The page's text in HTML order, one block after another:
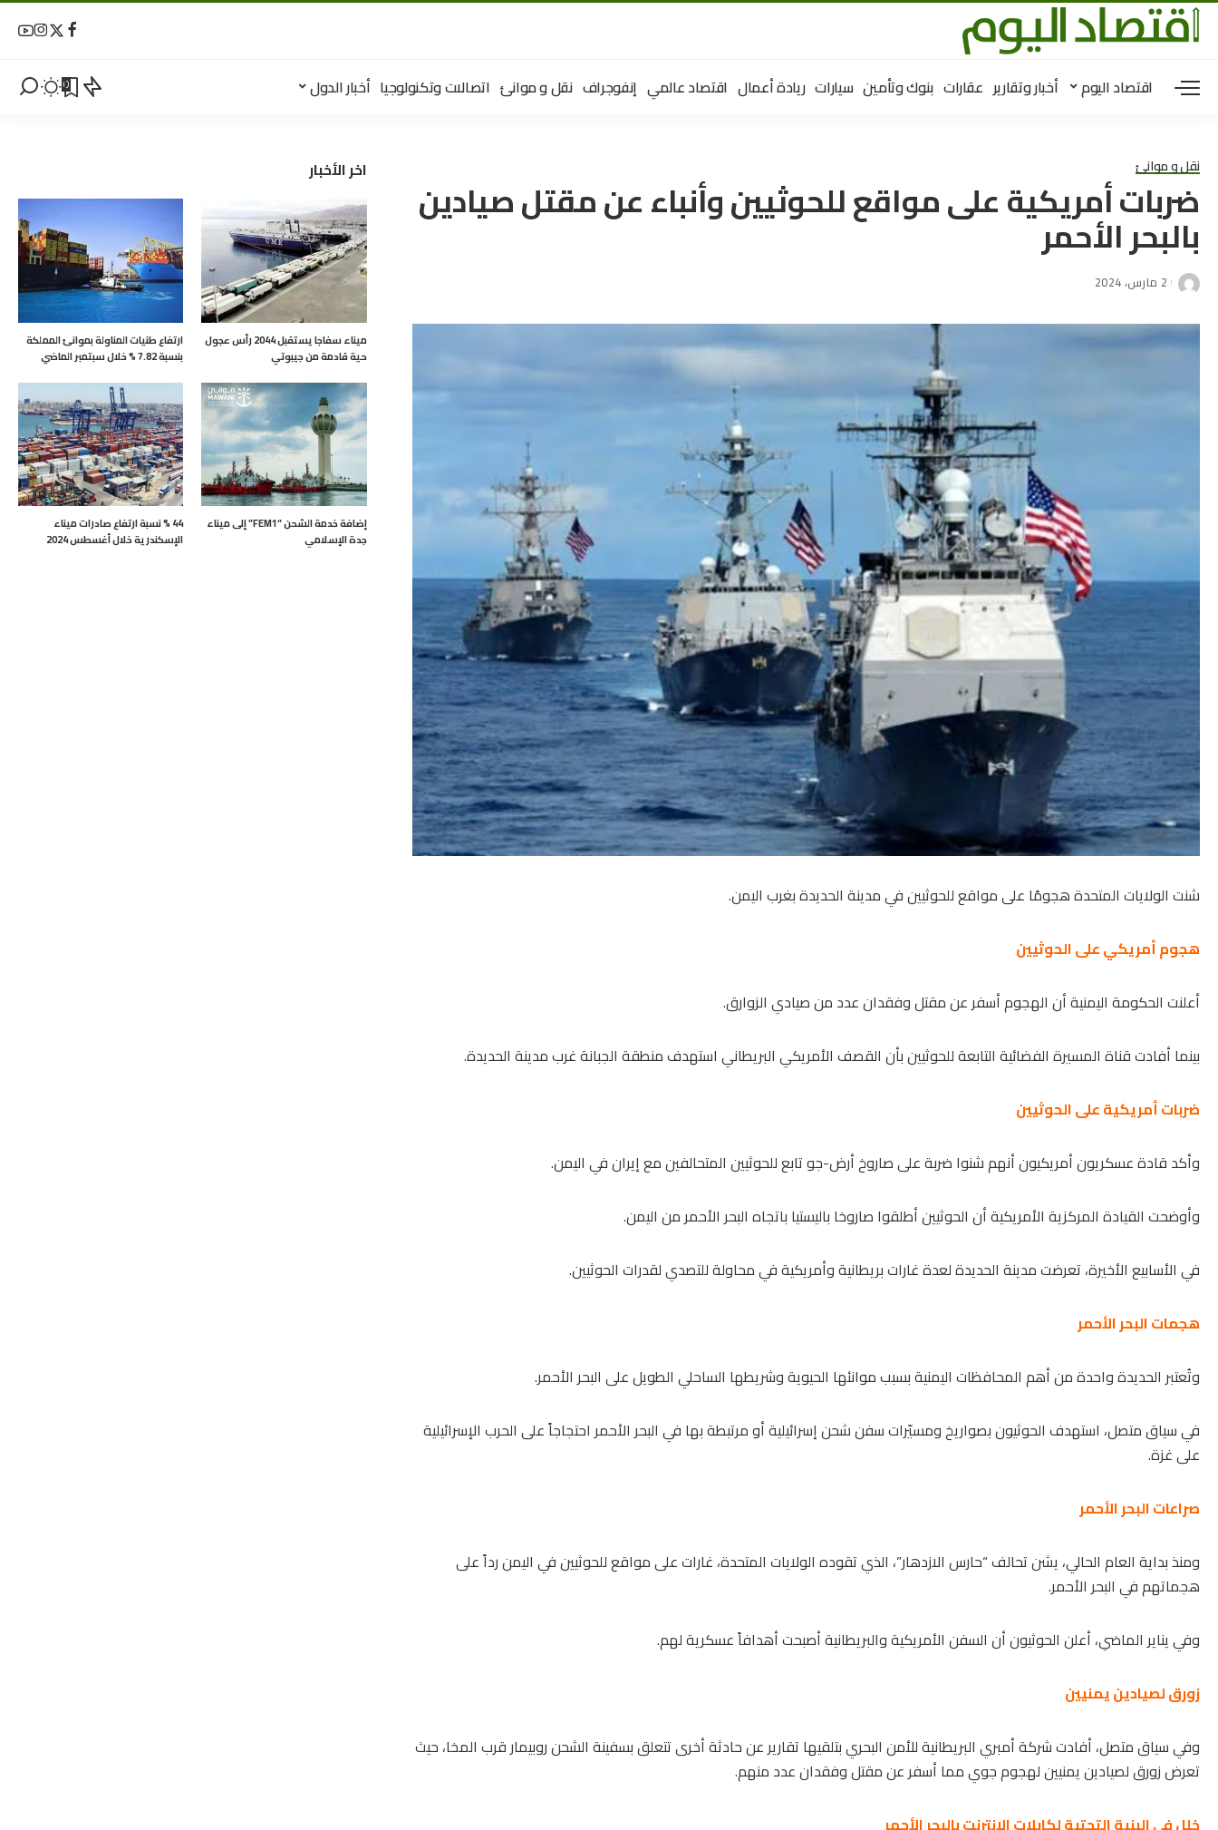
اقتصاد اليوم أخبار وتقارير عقارات بنوك وتأمين سيارات ريادة أعمال اقتصاد عالمي إنفوجراف نقل و موانئ اتصالات وتكنولوجيا أخبار الدول 0
نقل و موانئ
ضربات أمريكية على مواقع للحوثيين وأنباء عن مقتل صيادين
بالبحر الأحمر
2 مارس، 2024
شنت الولايات المتحدة هجومًا على مواقع للحوثيين في مدينة الحديدة بغرب اليمن.
هجوم أمريكي على الحوثيين
أعلنت الحكومة اليمنية أن الهجوم أسفر عن مقتل وفقدان عدد من صيادي الزوارق.
بينما أفادت قناة المسيرة الفضائية التابعة للحوثيين بأن القصف الأمريكي البريطاني استهدف منطقة الجبانة غرب مدينة الحديدة.
ضربات أمريكية على الحوثيين
وأكد قادة عسكريون أمريكيون أنهم شنوا ضربة على صاروخ أرض-جو تابع للحوثيين المتحالفين مع إيران في اليمن.
وأوضحت القيادة المركزية الأمريكية أن الحوثيين أطلقوا صاروخا باليستيا باتجاه البحر الأحمرمن اليمن.
في الأسابيع الأخيرة، تعرضت مدينة الحديدة لعدة غارات بريطانية وأمريكية في محاولة للتصدي لقدرات الحوثيين.
هجمات البحر الأحمر
وتُعتبر الحديدة واحدة من أهم المحافظات اليمنية بسبب موانئها الحيوية وشريطها الساحلي الطويل على البحر الأحمر.
في سياق متصل، استهدف الحوثيونبصواريخ ومسيّرات سفن شحن إسرائيلية أو مرتبطة بها في البحر الأحمر احتجاجاً على الحرب الإسرائيلية
على غزة.
صراعات البحر الأحمر
ومنذ بداية العام الحالي، يشن تحالف “حارس الازدهار”، الذي تقوده الولايات المتحدة، غارات على مواقع للحوثيين في اليمن رداً على
هجماتهم في البحر الأحمر.
وفي يناير الماضي، أعلن الحوثيون أن السفن الأمريكية والبريطانية أصبحت أهدافاً عسكرية لهم.
زورق لصيادين يمنيين
وفي سياق متصل، أفادتشركة أمبري البريطانية للأمن البحريبتلقيها تقارير عن حادثة أخرى تتعلق بسفينة الشحن روبيمار قرب المخا، حيث
تعرض زورق لصيادين يمنيين لهجوم جوي مما أسفر عن مقتل وفقدان عدد منهم.
اخر الأخبار
ميناء سفاجا يستقبل 2044 رأس عجول
حية قادمة من جيبوتي
ارتفاع طنيات المناولة بموانئ المملكة
بنسبة 7.82 % خلال سبتمبر الماضي
إضافة خدمة الشحن “FEM1” إلى ميناء
جدة الإسلامي
44 % نسبة ارتفاع صادرات ميناء
الإسكندرية خلال أغسطس 2024